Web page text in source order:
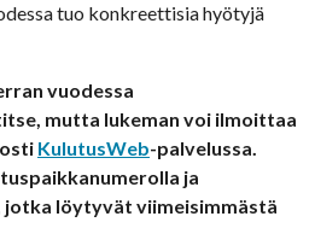
tuo konkreettisia hyötyjä
vuodessa
mutta lukeman voi ilmoittaa
KulutusWeb-palvelussa.
ja
löytyvät viimeisimmästä